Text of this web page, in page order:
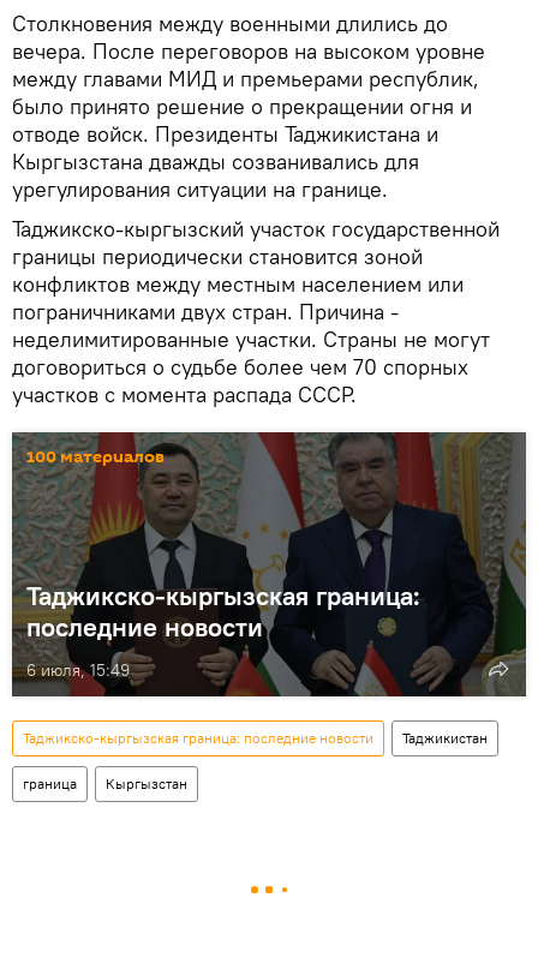
Столкновения между военными длились до
вечера. После переговоров на высоком уровне
между главами МИД и премьерами республик,
было принято решение о прекращении огня и
отводе войск. Президенты Таджикистана и
Кыргызстана дважды созванивались для
урегулирования ситуации на границе.
Таджикско-кыргызский участок государственной
границы периодически становится зоной
конфликтов между местным населением или
пограничниками двух стран. Причина -
неделимитированные участки. Страны не могут
договориться о судьбе более чем 70 спорных
участков с момента распада СССР.
100 материалов
Таджикско-кыргызская граница:
последние новости
6 июля, 15:49
Таджикско-кыргызская граница: последние новости Таджикистан
граница Кыргызстан